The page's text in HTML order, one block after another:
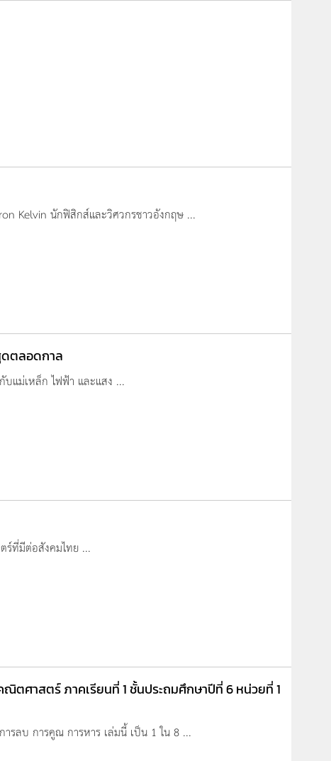
Kelvin นักฟิสิกส์และวิศวกรชาวอังกฤษ ...
ดตลอดกาล
บแม่เหล็ก ไฟฟ้า และแสง ...
ร์ที่มีต่อสังคมไทย ...
ตศาสตร์ ภาคเรียนที่ 1 ชั้นประถมศึกษาปีที่ 6 หน่วยที่ 1
รลบ การคูณ การหาร เล่มนี้ เป็น 1 ใน 8 ...